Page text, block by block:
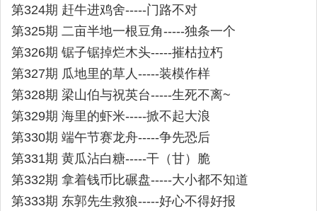
第324期 赶牛进鸡舍-----门路不对
第325期 二亩半地一根豆角-----独条一个
第326期 锯子锯掉烂木头-----摧枯拉朽
第327期 瓜地里的草人-----装模作样
第328期 梁山伯与祝英台-----生死不离~
第329期 海里的虾米-----掀不起大浪
第330期 端午节赛龙舟-----争先恐后
第331期 黄瓜沾白糖-----干（甘）脆
第332期 拿着钱币比碾盘-----大小都不知道
第333期 东郭先生救狼-----好心不得好报